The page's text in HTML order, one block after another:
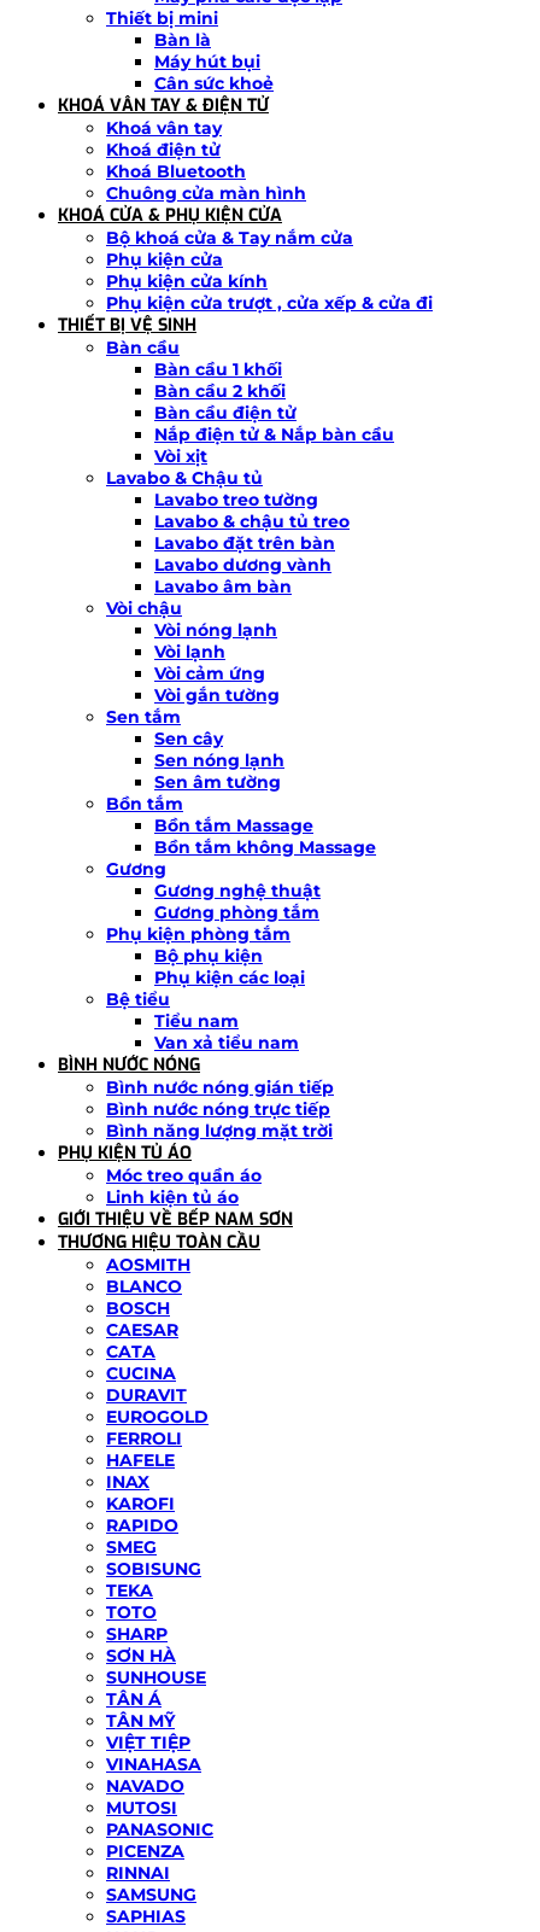
Thiết bị mini
Bàn là
Máy hút bụi
Cân sức khoẻ
KHOÁ VÂN TAY & ĐIỆN TỬ
Khoá vân tay
Khoá điện tử
Khoá Bluetooth
Chuông cửa màn hình
KHOÁ CỬA & PHỤ KIỆN CỬA
Bộ khoá cửa & Tay nắm cửa
Phụ kiện cửa
Phụ kiện cửa kính
Phụ kiện cửa trượt , cửa xếp & cửa đi
THIẾT BỊ VỆ SINH
Bàn cầu
Bàn cầu 1 khối
Bàn cầu 2 khối
Bàn cầu điện tử
Nắp điện tử & Nắp bàn cầu
Vòi xịt
Lavabo & Chậu tủ
Lavabo treo tường
Lavabo & chậu tủ treo
Lavabo đặt trên bàn
Lavabo dương vành
Lavabo âm bàn
Vòi chậu
Vòi nóng lạnh
Vòi lạnh
Vòi cảm ứng
Vòi gắn tường
Sen tắm
Sen cây
Sen nóng lạnh
Sen âm tường
Bồn tắm
Bồn tắm Massage
Bồn tắm không Massage
Gương
Gương nghệ thuật
Gương phòng tắm
Phụ kiện phòng tắm
Bộ phụ kiện
Phụ kiện các loại
Bệ tiểu
Tiểu nam
Van xả tiểu nam
BÌNH NƯỚC NÓNG
Bình nước nóng gián tiếp
Bình nước nóng trực tiếp
Bình năng lượng mặt trời
PHỤ KIỆN TỦ ÁO
Móc treo quần áo
Linh kiện tủ áo
GIỚI THIỆU VỀ BẾP NAM SƠN
THƯƠNG HIỆU TOÀN CẦU
AOSMITH
BLANCO
BOSCH
CAESAR
CATA
CUCINA
DURAVIT
EUROGOLD
FERROLI
HAFELE
INAX
KAROFI
RAPIDO
SMEG
SOBISUNG
TEKA
TOTO
SHARP
SƠN HÀ
SUNHOUSE
TÂN Á
TÂN MỸ
VIỆT TIỆP
VINAHASA
NAVADO
MUTOSI
PANASONIC
PICENZA
RINNAI
SAMSUNG
SAPHIAS